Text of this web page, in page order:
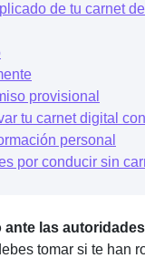
de tu carnet
provisional
tu carnet digital
personal
por conducir sin
ante las autoridades
tomar si te han